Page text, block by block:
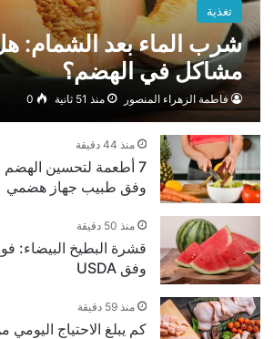
تغذية
شرب الماء بعد الشمام:
مشاكل في الهضم؟
فاطمة الزهراء المنصور منذ 51 ثانية 0
منذ 44 دقيقة
7 أطعمة لتحسين
وفق طبيب جهاز هضمي
منذ 50 دقيقة
قشرة البطيخ البيضاء:
وفق USDA
منذ 59 دقيقة
كم يبلغ الاحتياج